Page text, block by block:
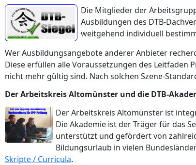
Die Mitglieder der
Ausbildungen des DTB-
weitgehend individuell
Wer Ausbildungsangebote anderer Anbieter
Diese erfüllen alle Voraussetzungen des Leitfaden
nicht mehr gültig sind. Nach solchen Szene-
Der Arbeitskreis Altomünster und die DTB-
Der Arbeitskreis Altomünster ist
Die Akademie ist der Träger für das
unterstützt und gefördert von
Bildungsurlaub in vielen
Skripte / Curricula.